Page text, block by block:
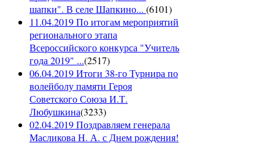
шапки". В селе Шапкино... (6101)
11.04.2019 По итогам мероприятий
регионального этапа
Всероссийского конкурса "Учитель
года 2019" ...(2517)
06.04.2019 Итоги 38-го Турнира по
волейболу памяти Героя
Советского Союза И.Т.
Любушкина(3233)
02.04.2019 Поздравляем генерала
Масликова Н. А. с Днем рождения!